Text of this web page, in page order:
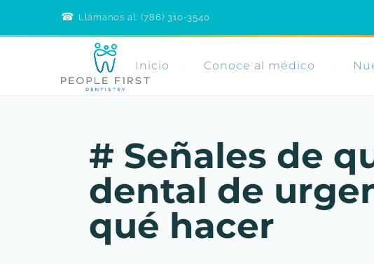
☎︎ Call
First
Dentistry
Llámanos al: (786) 310-3540
Inicio Conoce al médico
# Señales de
dental de
qué hacer